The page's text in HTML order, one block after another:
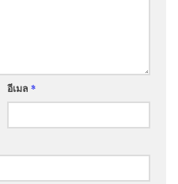
อีเมล *